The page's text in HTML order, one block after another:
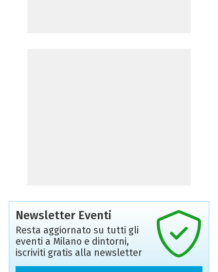
Newsletter Eventi
Resta aggiornato su tutti gli
eventi a Milano e dintorni,
iscriviti gratis alla newsletter